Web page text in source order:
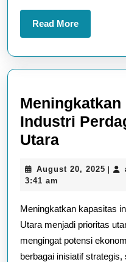
Read MoreRead
More
Meningkatkan
Industri
Utara
Industri
di
Kolaka
Utara
August 20, 2025 |
3:41 am
Meningkatkan kapasitas
Utara menjadi prioritas
mengingat potensi
berbagai inisiatif